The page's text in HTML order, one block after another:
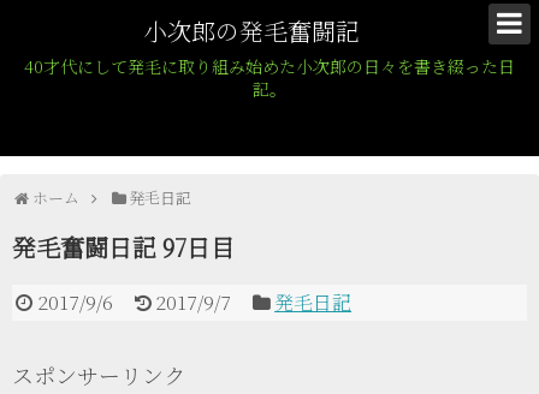
小次郎の発毛奮闘記
40才代にして発毛に取り組み始めた小次郎の日々を書き綴った日
記。
ホーム 発毛日記
発毛奮闘日記 97日目
2017/9/6 2017/9/7 発毛日記
スポンサーリンク